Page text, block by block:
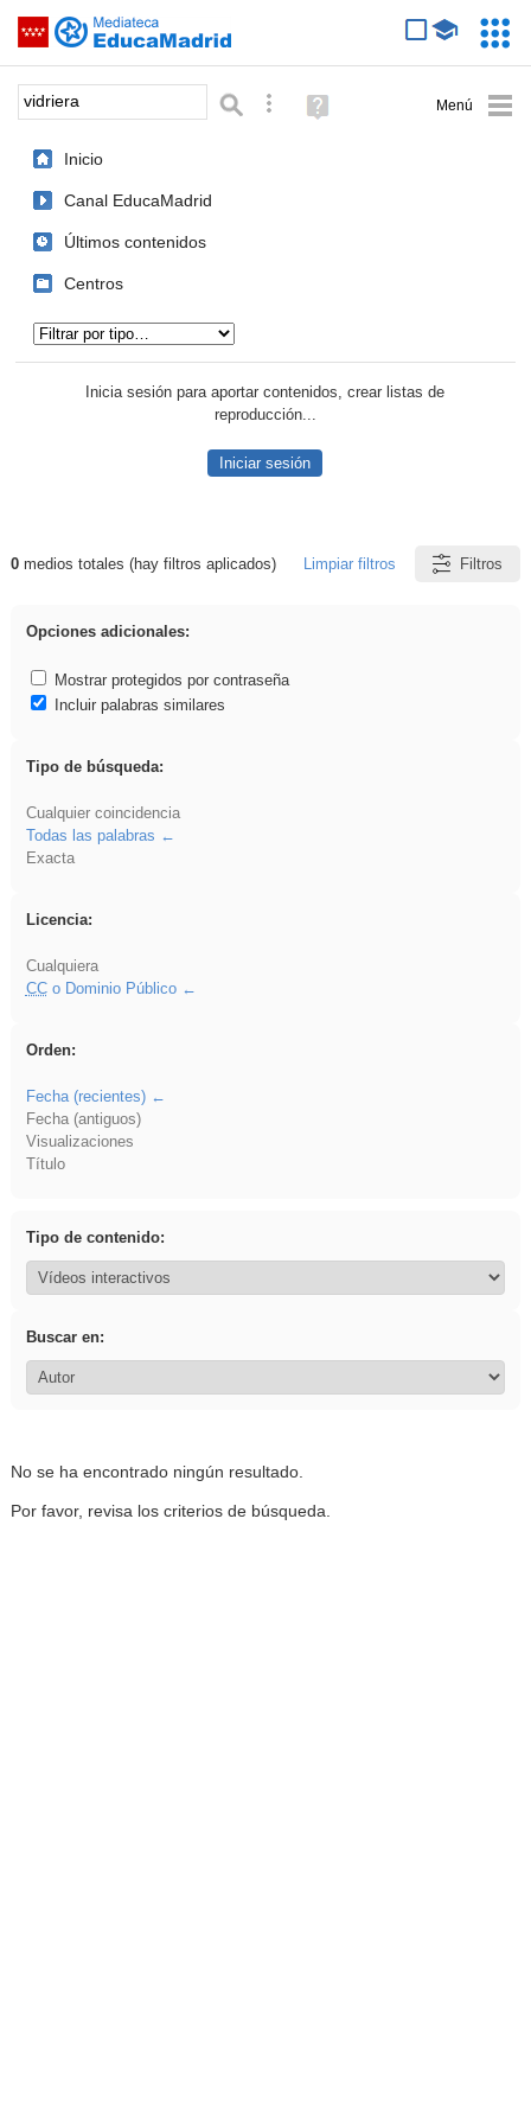
Saltar navegación
Palabra o frase: Búsqueda avanzada
Ayuda
(en
Inicio
Canal EducaMadrid
Últimos contenidos
Centros
Inicia sesión para aportar contenidos, crear listas de
reproducción...
Iniciar sesión
Resultados de: vidriera
0medios totales (hay filtros aplicados) Limpiar filtros Filtros
Opciones adicionales:
Mostrar protegidos por contraseña
Incluir palabras similares
Tipo de búsqueda:
Cualquier coincidencia
Todas las palabras
Exacta
Licencia:
Cualquiera
CCo Dominio Público
Orden:
Fecha (recientes)
Fecha (antiguos)
Visualizaciones
Título
Tipo de contenido:
Buscar en:
No se ha encontrado ningún resultado.
Por favor, revisa los criterios de búsqueda.